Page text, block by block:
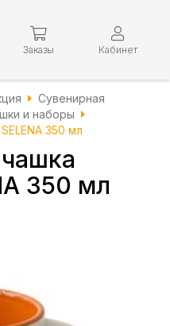
Заказы Кабинет
Сувенирная
и наборы
350 мл
350 мл